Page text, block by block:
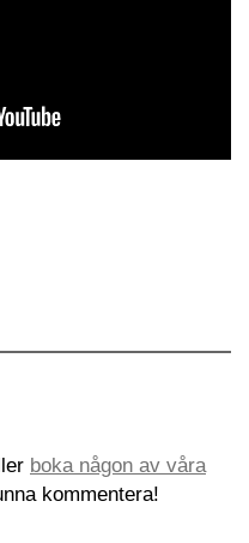
boka någon av våra
kommentera!